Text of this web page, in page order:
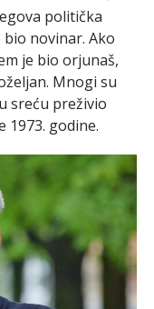
politička
novinar. Ako
je bio orjunaš,
Mnogi su
sreću preživio
1973. godine.